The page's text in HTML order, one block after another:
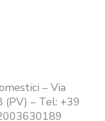
– Via
– Tel: +39